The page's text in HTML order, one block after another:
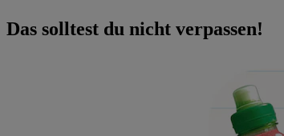
Das solltest du nicht verpassen!